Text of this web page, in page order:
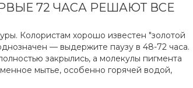
72 ЧАСА РЕШАЮТ ВСЕ
Колористам хорошо известен "золотой
— выдержите паузу в 48-72 часа.
закрылись, а молекулы пигмента
мытье, особенно горячей водой,